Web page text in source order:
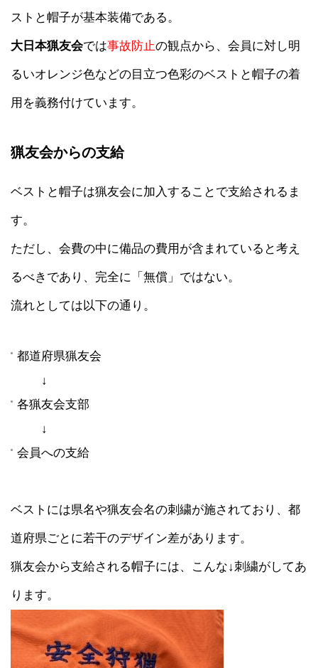
ストと帽子が基本装備である。
大日本猟友会では事故防止の観点から、会員に対し明
るいオレンジ色などの目立つ色彩のベストと帽子の着
用を義務付けています。
猟友会からの支給
ベストと帽子は猟友会に加入することで支給されるま
す。
ただし、会費の中に備品の費用が含まれていると考え
るべきであり、完全に「無償」ではない。
流れとしては以下の通り。
都道府県猟友会
↓
各猟友会支部
↓
会員への支給
ベストには県名や猟友会名の刺繍が施されており、都
道府県ごとに若干のデザイン差があります。
猟友会から支給される帽子には、こんな↓刺繍がしてあ
ります。